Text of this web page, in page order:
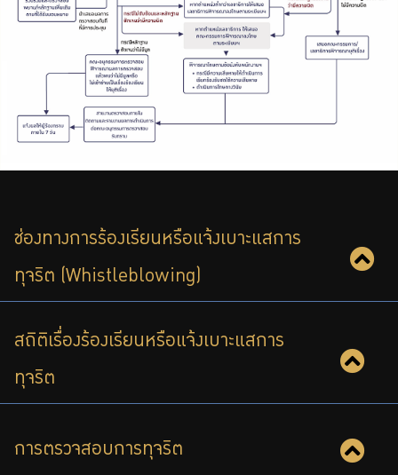
ช่องทางการร้องเรียนหรือแจ้งเบาะแสการ
ทุจริต (Whistleblowing)
สถิติเรื่องร้องเรียนหรือแจ้งเบาะแสการ
ทุจริต
การตรวจสอบการทุจริต